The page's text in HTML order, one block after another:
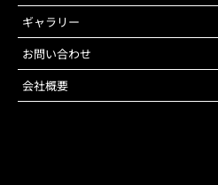
ギャラリー
お問い合わせ
会社概要